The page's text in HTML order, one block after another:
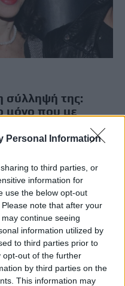
Personal Information
to third parties, or
information for
use the below opt-out
note that after your
continue seeing
information utilized by
to third parties prior to
opt-out of the further
by third parties on the
This information may
σύλληψή της:
μόνο που με
μία ατυχία και…
κυβέρνηση Μητσοτάκη